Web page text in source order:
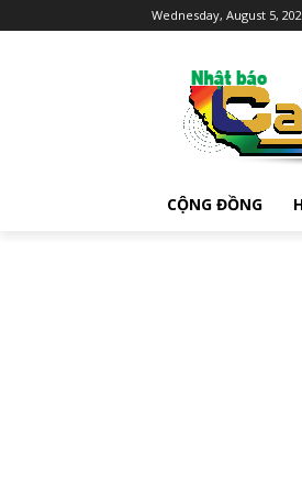
Wednesday, August 5,
CỘNG ĐỒNG